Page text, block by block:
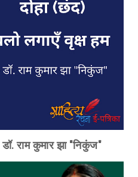
राम कुमार झा "निकुंज"